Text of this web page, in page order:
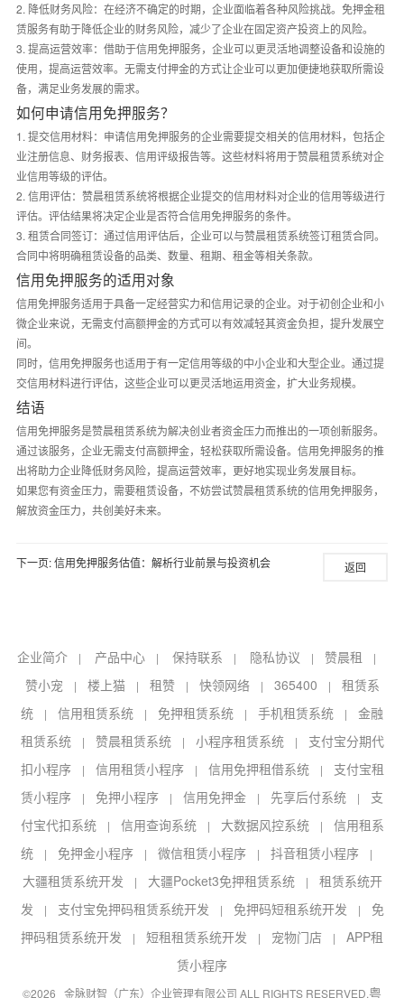
2. 降低财务风险：在经济不确定的时期，企业面临着各种风险挑战。免押金租
赁服务有助于降低企业的财务风险，减少了企业在固定资产投资上的风险。
3. 提高运营效率：借助于信用免押服务，企业可以更灵活地调整设备和设施的
使用，提高运营效率。无需支付押金的方式让企业可以更加便捷地获取所需设
备，满足业务发展的需求。
如何申请信用免押服务？
1. 提交信用材料：申请信用免押服务的企业需要提交相关的信用材料，包括企
业注册信息、财务报表、信用评级报告等。这些材料将用于赞晨租赁系统对企
业信用等级的评估。
2. 信用评估：赞晨租赁系统将根据企业提交的信用材料对企业的信用等级进行
评估。评估结果将决定企业是否符合信用免押服务的条件。
3. 租赁合同签订：通过信用评估后，企业可以与赞晨租赁系统签订租赁合同。
合同中将明确租赁设备的品类、数量、租期、租金等相关条款。
信用免押服务的适用对象
信用免押服务适用于具备一定经营实力和信用记录的企业。对于初创企业和小
微企业来说，无需支付高额押金的方式可以有效减轻其资金负担，提升发展空
间。
同时，信用免押服务也适用于有一定信用等级的中小企业和大型企业。通过提
交信用材料进行评估，这些企业可以更灵活地运用资金，扩大业务规模。
结语
信用免押服务是赞晨租赁系统为解决创业者资金压力而推出的一项创新服务。
通过该服务，企业无需支付高额押金，轻松获取所需设备。信用免押服务的推
出将助力企业降低财务风险，提高运营效率，更好地实现业务发展目标。
如果您有资金压力，需要租赁设备，不妨尝试赞晨租赁系统的信用免押服务，
解放资金压力，共创美好未来。
返回
下一页:信用免押服务估值：解析行业前景与投资机会
企业简介 | 产品中心 | 保持联系 | 隐私协议 | 赞晨租 |
赞小宠 | 楼上猫| 租赞| 快领网络| 365400 | 租赁系
统 | 信用租赁系统 | 免押租赁系统 | 手机租赁系统 | 金融
租赁系统| 赞晨租赁系统| 小程序租赁系统| 支付宝分期代
扣小程序| 信用租赁小程序| 信用免押租借系统| 支付宝租
赁小程序 | 免押小程序 | 信用免押金 | 先享后付系统 | 支
付宝代扣系统| 信用查询系统| 大数据风控系统| 信用租系
统 | 免押金小程序 | 微信租赁小程序 | 抖音租赁小程序 |
大疆租赁系统开发 | 大疆Pocket3免押租赁系统| 租赁系统开
发 | 支付宝免押码租赁系统开发 | 免押码短租系统开发 | 免
押码租赁系统开发 | 短租租赁系统开发 | 宠物门店 | APP租
赁小程序
©2026 金脉财智（广东）企业管理有限公司 ALL RIGHTS RESERVED.粤